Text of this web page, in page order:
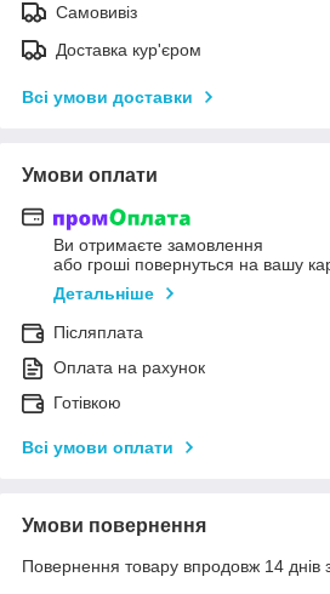
Самовивіз
Доставка кур'єром
Всі умови доставки
Умови оплати
Ви отримаєте замовлення
або гроші повернуться на вашу
Детальніше
Післяплата
Оплата на рахунок
Готівкою
Всі умови оплати
Умови повернення
Повернення товару впродовж 14 днів